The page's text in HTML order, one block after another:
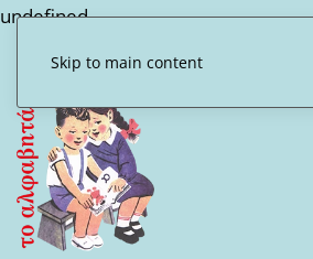
undefined
Skip to main content